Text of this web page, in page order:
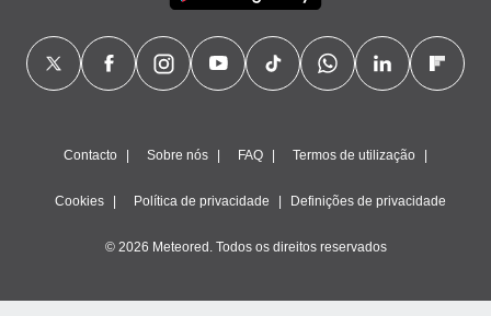
Contacto Sobre nós FAQ Termos de utilização
Cookies Política de privacidade Definições de privacidade
© 2026 Meteored. Todos os direitos reservados